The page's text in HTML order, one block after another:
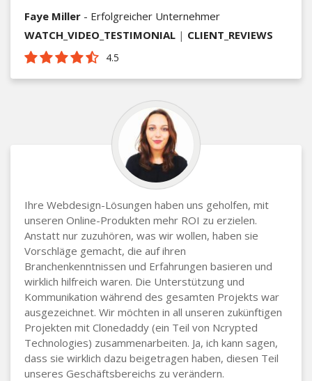
Faye Miller - Erfolgreicher Unternehmer
WATCH_VIDEO_TESTIMONIAL | CLIENT_REVIEWS
4.5
Ihre Webdesign-Lösungen haben uns geholfen, mit
unseren Online-Produkten mehr ROI zu erzielen.
Anstatt nur zuzuhören, was wir wollen, haben sie
Vorschläge gemacht, die auf ihren
Branchenkenntnissen und Erfahrungen basieren und
wirklich hilfreich waren. Die Unterstützung und
Kommunikation während des gesamten Projekts war
ausgezeichnet. Wir möchten in all unseren zukünftigen
Projekten mit Clonedaddy (ein Teil von Ncrypted
Technologies) zusammenarbeiten. Ja, ich kann sagen,
dass sie wirklich dazu beigetragen haben, diesen Teil
unseres Geschäftsbereichs zu verändern.